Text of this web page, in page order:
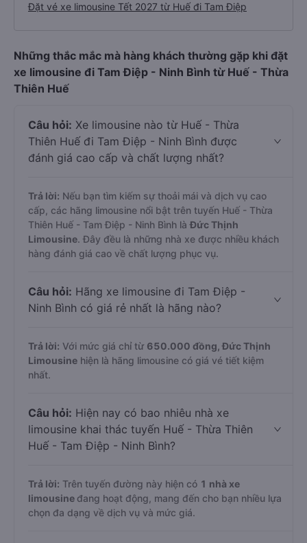
Đặt vé xe limousine Tết 2027 từ Huế đi Tam Điệp
Những thắc mắc mà hàng khách thường gặp khi đặt
xe limousine đi Tam Điệp - Ninh Bình từ Huế - Thừa
Thiên Huế
Câu hỏi: Xe limousine nào từ Huế - Thừa
Thiên Huế đi Tam Điệp - Ninh Bình được
đánh giá cao cấp và chất lượng nhất?
Trả lời: Nếu bạn tìm kiếm sự thoải mái và dịch vụ cao
cấp, các hãng limousine nổi bật trên tuyến Huế - Thừa
Thiên Huế - Tam Điệp - Ninh Bình làĐức Thịnh
Limousine. Đây đều là những nhà xe được nhiều khách
hàng đánh giá cao về chất lượng phục vụ.
Câu hỏi: Hãng xe limousine đi Tam Điệp -
Ninh Bình có giá rẻ nhất là hãng nào?
Trả lời: Với mức giá chỉ từ 650.000 đồng, Đức Thịnh
Limousine hiện là hãng limousine có giá vé tiết kiệm
nhất.
Câu hỏi: Hiện nay có bao nhiêu nhà xe
limousine khai thác tuyến Huế - Thừa Thiên
Huế - Tam Điệp - Ninh Bình?
Trả lời: Trên tuyến đường này hiện có 1 nhà xe
limousine đang hoạt động, mang đến cho bạn nhiều lựa
chọn đa dạng về dịch vụ và mức giá.